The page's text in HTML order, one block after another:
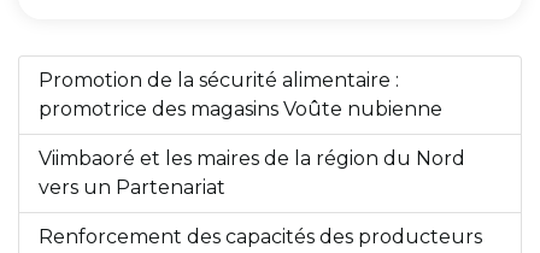
Promotion de la sécurité alimentaire :
promotrice des magasins Voûte nubienne
Viimbaoré et les maires de la région du Nord
vers un Partenariat
Renforcement des capacités des producteurs